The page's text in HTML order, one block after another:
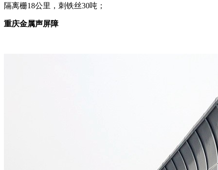
隔离栅18公里，刺铁丝30吨；
重庆金属声屏障